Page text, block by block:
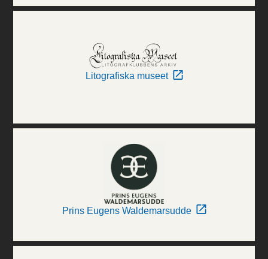
Litografiska museet
Prins Eugens Waldemarsudde